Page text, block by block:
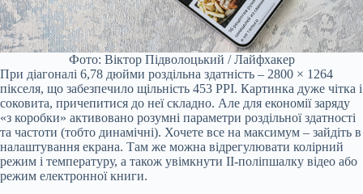
Фото: Віктор Підволоцький / Лайфхакер
При діагоналі 6,78 дюйми роздільна здатність – 2800 × 1264
пікселя, що забезпечило щільність 453 PPI. Картинка дуже чітка і
соковита, причепитися до неї складно. Але для економії заряду
«з коробки» активовано розумні параметри роздільної здатності
та частоти (тобто динамічні). Хочете все на максимум – зайдіть в
налаштування екрана. Там же можна відрегулювати колірний
режим і температуру, а також увімкнути ІІ-поліпшалку відео або
режим електронної книги.